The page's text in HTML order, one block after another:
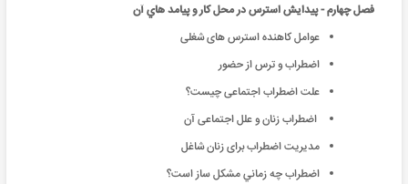
فصل چهارم - پيدايش استرس در محل كار و پيامد هاي آن
عوامل کاهنده استرس های شغلی
اضطراب و ترس از حضور
علت اضطراب اجتماعی چیست؟
اضطراب زنان و علل اجتماعی آن
مدیریت اضطراب برای زنان شاغل
اضطراب چه زماني مشكل ساز است؟